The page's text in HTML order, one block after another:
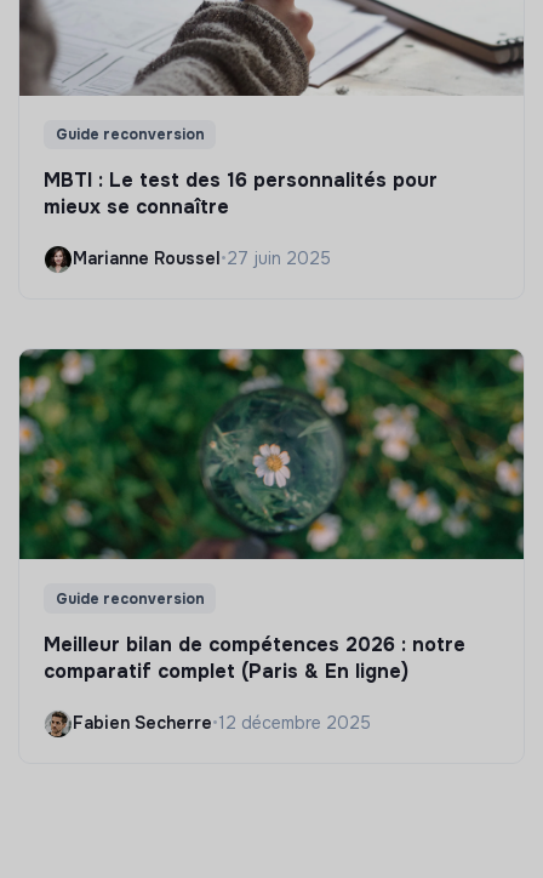
Guide reconversion
MBTI : Le test des 16 personnalités pour
mieux se connaître
Marianne Roussel •27 juin 2025
Guide reconversion
Meilleur bilan de compétences 2026 : notre
comparatif complet (Paris & En ligne)
Fabien Secherre•12 décembre 2025